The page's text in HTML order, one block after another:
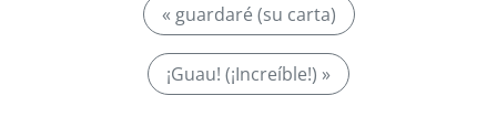
« guardaré (su carta)
¡Guau! (¡Increíble!) »